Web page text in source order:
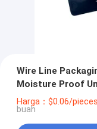
Wire Line
Moisture Proof
Harga：$0.06/
buah